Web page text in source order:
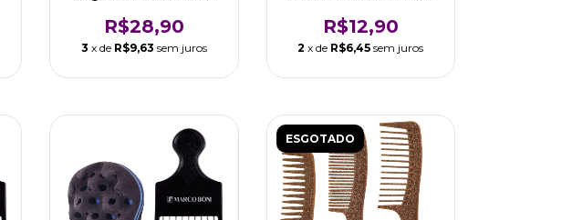
R$28,90
3 x de R$9,63 sem juros
R$12,90
2 x de R$6,45 sem juros
ESGOTADO